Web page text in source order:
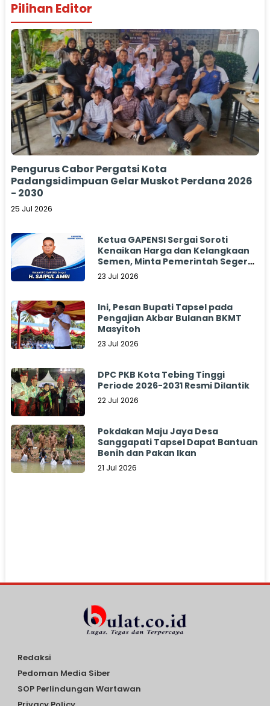
Pilihan Editor
Pengurus Cabor Pergatsi Kota
Padangsidimpuan Gelar Muskot Perdana 2026
- 2030
25 Jul 2026
Ketua GAPENSI Sergai Soroti
Kenaikan Harga dan Kelangkaan
Semen, Minta Pemerintah Segera
Bertindak
23 Jul 2026
Ini, Pesan Bupati Tapsel pada
Pengajian Akbar Bulanan BKMT
Masyitoh
23 Jul 2026
DPC PKB Kota Tebing Tinggi
Periode 2026-2031 Resmi Dilantik
22 Jul 2026
Pokdakan Maju Jaya Desa
Sanggapati Tapsel Dapat Bantuan
Benih dan Pakan Ikan
21 Jul 2026
Redaksi
Pedoman Media Siber
SOP Perlindungan Wartawan